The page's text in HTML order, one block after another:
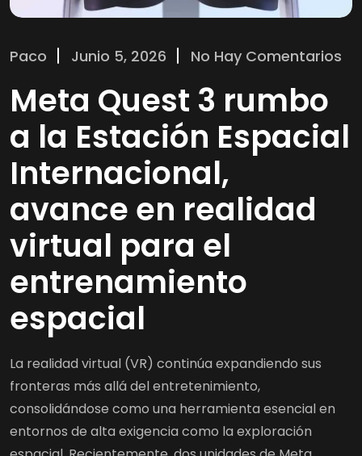
Paco Junio 5, 2026 No Hay Comentarios
Meta Quest 3 rumbo
a la Estación Espacial
Internacional,
avance en realidad
virtual para el
entrenamiento
espacial
La realidad virtual (VR) continúa expandiendo sus
fronteras más allá del entretenimiento,
consolidándose como una herramienta esencial en
entornos de alta exigencia como la exploración